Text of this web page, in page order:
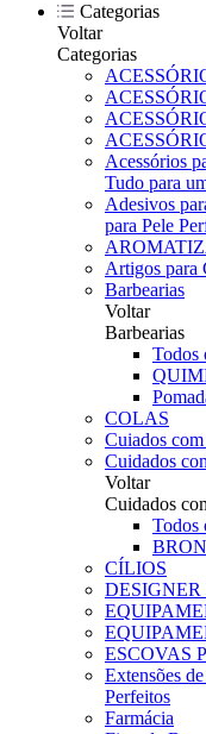
Categorias
Voltar
Categorias
Acessórios
Tudo para
Adesivos
para Pele
Artigos para
Barbearias
Voltar
Barbearias
Todos
COLAS
Cuiados
Cuidados
Voltar
Cuidados
Todos
CÍLIOS
ESCOVAS
Extensões
Perfeitos
Farmácia